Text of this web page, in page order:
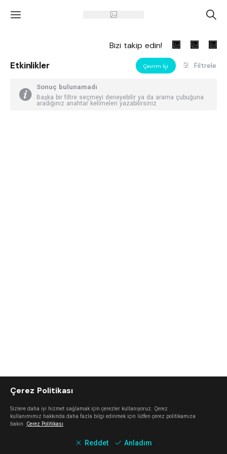
' A
Bizi takip edin!
Etkinlikler Çevrim Içi Filtrele
Sonuç bulunamadı
Başka bir filtre seçmeyi deneyebilir ya da arama çubuğuna
aradığınız anahtar kelimeleri yazabilirsiniz
Çerez Politikası
Sizlere daha iyi hizmet sağlamak için çerezler kullanıyoruz. Çerez
kullanımımız hakkında daha fazla bilgi edinmek için lütfen çerez politikamıza
bakın. Çerez Politikası
Reddet Anladım